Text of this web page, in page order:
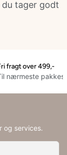
tager godt
fragt over 499,-
nærmeste
og services.